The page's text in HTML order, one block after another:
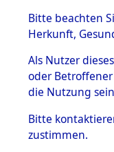
BESTÄNDE
mente
5.
5.3.1
Bitte beachten
Herkunft,
Als Nutzer
oder
die Nutzung
Bitte
zustimmen.